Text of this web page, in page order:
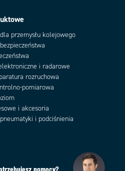
przemysłu kolejowego
i radarowe
rozruchowa
pomiarowa
i akcesoria
i podciśnienia